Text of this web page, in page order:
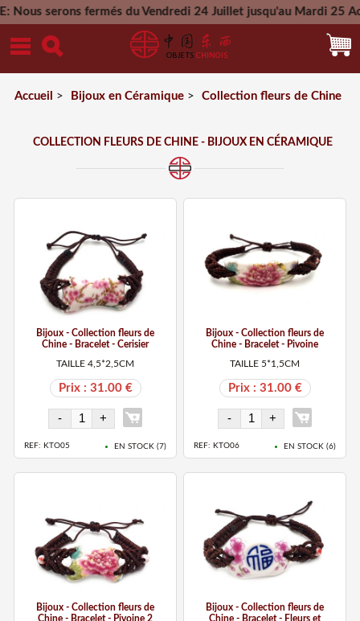
serons fermés du Vendredi 24 Juillet jusqu'au Mardi 25
Mercredi 26 Aout
Accueil > Bijoux en Céramique > Collection fleurs de Chine
COLLECTION FLEURS DE CHINE - BIJOUX EN CÉRAMIQUE
Bijoux - Collection fleurs de
Chine - Bracelet - Cerisier
TAILLE 4,5*2,5CM
Prix : 31.00 €
REF: KTO05 EN STOCK (7)
Bijoux - Collection fleurs de
Chine - Bracelet - Pivoine
TAILLE 5*1,5CM
Prix : 31.00 €
REF: KTO06 EN STOCK (6)
Bijoux - Collection fleurs de
Chine - Bracelet - Pivoine 2
Bijoux - Collection fleurs de
Chine - Bracelet - Fleurs et